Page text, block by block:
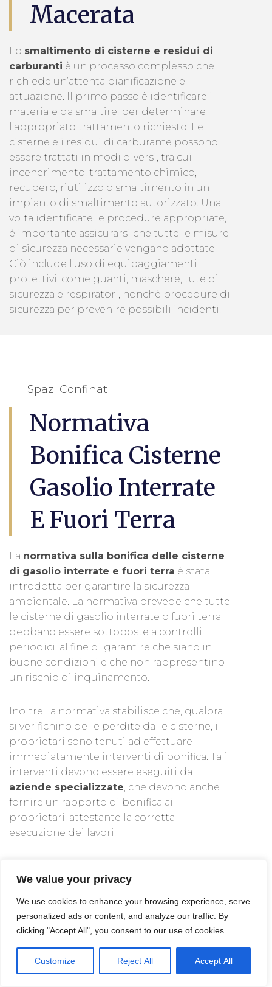
We value your privacy
We use cookies to enhance your browsing experience, serve
personalized ads or content, and analyze our traffic. By
clicking "Accept All", you consent to our use of cookies.
Customize Reject All Accept All
Macerata
Lo smaltimento di cisterne e residui di
carburanti è un processo complesso che
richiede un’attenta pianificazione e
attuazione. Il primo passo è identificare il
materiale da smaltire, per determinare
l’appropriato trattamento richiesto. Le
cisterne e i residui di carburante possono
essere trattati in modi diversi, tra cui
incenerimento, trattamento chimico,
recupero, riutilizzo o smaltimento in un
impianto di smaltimento autorizzato. Una
volta identificate le procedure appropriate,
è importante assicurarsi che tutte le misure
di sicurezza necessarie vengano adottate.
Ciò include l’uso di equipaggiamenti
protettivi, come guanti, maschere, tute di
sicurezza e respiratori, nonché procedure di
sicurezza per prevenire possibili incidenti.
Spazi Confinati
Normativa
Bonifica Cisterne
Gasolio Interrate
E Fuori Terra
La normativa sulla bonifica delle cisterne
di gasolio interrate e fuori terra è stata
introdotta per garantire la sicurezza
ambientale. La normativa prevede che tutte
le cisterne di gasolio interrate o fuori terra
debbano essere sottoposte a controlli
periodici, al fine di garantire che siano in
buone condizioni e che non rappresentino
un rischio di inquinamento.
Inoltre, la normativa stabilisce che, qualora
si verifichino delle perdite dalle cisterne, i
proprietari sono tenuti ad effettuare
immediatamente interventi di bonifica. Tali
interventi devono essere eseguiti da
aziende specializzate, che devono anche
fornire un rapporto di bonifica ai
proprietari, attestante la corretta
esecuzione dei lavori.
forze dell’ordine eventuali problematiche
legate alla cisterna in modo da permettere i
necessari controlli volti a scongiurare danni
ambientali e per la salute dei residenti.